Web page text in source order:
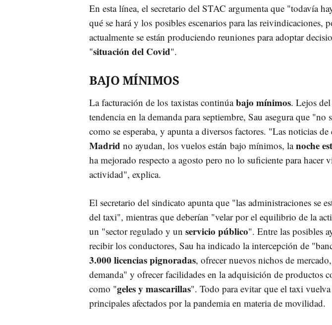
En esta línea, el secretario del STAC argumenta que "todavía
qué se hará y los posibles escenarios para las reivindicaciones,
actualmente se están produciendo reuniones para adoptar
"situación del Covid".
BAJO MÍNIMOS
La facturación de los taxistas continúabajo mínimos. Lejos
tendencia en la demanda para septiembre, Sau asegura que "no
como se esperaba, y apunta a diversos factores. "Las noticias
Madrid no ayudan, los vuelos están bajo mínimos, lanoche
ha mejorado respecto a agosto pero no lo suficiente para hacer
actividad", explica.
El secretario del sindicato apunta que "las administraciones se
del taxi", mientras que deberían "velar por el equilibrio de la
un "sector regulado y un servicio público". Entre las posibles
recibir los conductores, Sau ha indicado la intercepción de
3.000 licencias pignoradas, ofrecer nuevos nichos de
demanda" y ofrecer facilidades en la adquisición de productos
como "geles y mascarillas". Todo para evitar que el taxi
principales afectados por la pandemia en materia de movilidad.